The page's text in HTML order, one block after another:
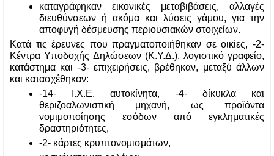
καταγράφηκαν εικονικές μεταβιβάσεις, αλλαγές
διευθύνσεων ή ακόμα και λύσεις γάμου, για την
αποφυγή δέσμευσης περιουσιακών στοιχείων.
Κατά τις έρευνες που πραγματοποιήθηκαν σε οικίες, -2-
Κέντρα Υποδοχής Δηλώσεων (Κ.Υ.Δ.), λογιστικό γραφείο,
κατάστημα και -3- επιχειρήσεις, βρέθηκαν, μεταξύ άλλων
και κατασχέθηκαν:
-14- Ι.Χ.Ε. αυτοκίνητα, -4- δίκυκλα και
θεριζοαλωνιστική μηχανή, ως προϊόντα
νομιμοποίησης εσόδων από εγκληματικές
δραστηριότητες,
-2- κάρτες κρυπτονομισμάτων,